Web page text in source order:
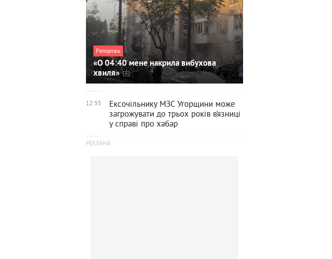
Репортаж
«О 04:40 мене накрила вибухова
хвиля»
12:55
Ексочільнику МЗС Угорщини може
загрожувати до трьох років в’язниці
у справі про хабар